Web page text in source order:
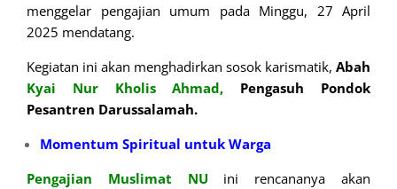
menggelar pengajian umum pada Minggu, 27 April
2025 mendatang.
Kegiatan ini akan menghadirkan sosok karismatik, Abah
Kyai Nur Kholis Ahmad, Pengasuh Pondok
Pesantren Darussalamah.
Momentum Spiritual untuk Warga
Pengajian Muslimat NU ini rencananya akan